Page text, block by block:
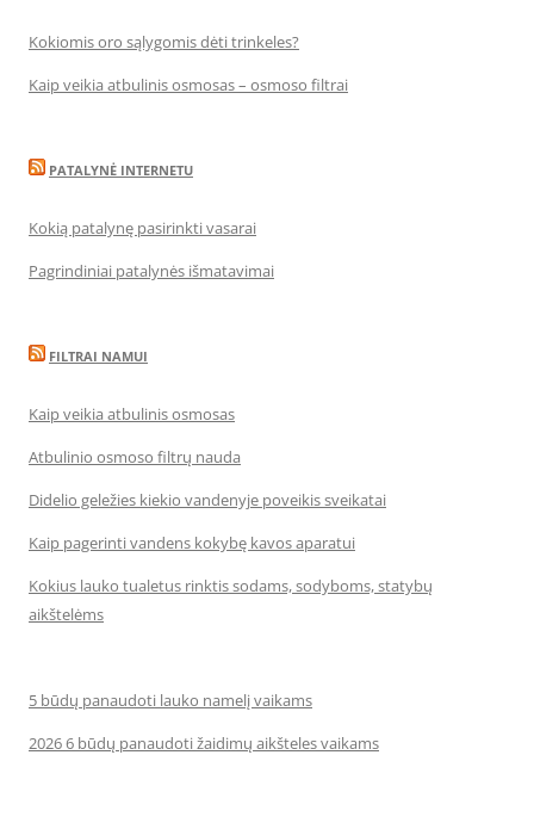
Kokiomis oro sąlygomis dėti trinkeles?
Kaip veikia atbulinis osmosas – osmoso filtrai
PATALYNĖ INTERNETU
Kokią patalynę pasirinkti vasarai
Pagrindiniai patalynės išmatavimai
FILTRAI NAMUI
Kaip veikia atbulinis osmosas
Atbulinio osmoso filtrų nauda
Didelio geležies kiekio vandenyje poveikis sveikatai
Kaip pagerinti vandens kokybę kavos aparatui
Kokius lauko tualetus rinktis sodams, sodyboms, statybų
aikštelėms
5 būdų panaudoti lauko namelį vaikams
2026 6 būdų panaudoti žaidimų aikšteles vaikams